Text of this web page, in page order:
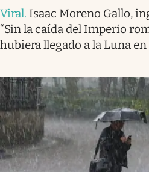
Viral. Isaac Moreno Gallo,
“Sin la caída del Imperio
hubiera llegado a la Luna en